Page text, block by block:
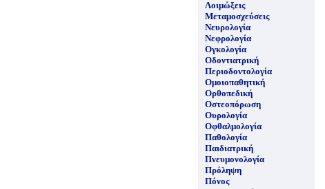
Λοιμώξεις
Μεταμοσχεύσεις
Νευρολογία
Νεφρολογία
Ογκολογία
Οδοντιατρική
Περιοδοντολογία
Ομοιοπαθητική
Ορθοπεδική
Οστεοπόρωση
Ουρολογία
Οφθαλμολογία
Παθολογία
Παιδιατρική
Πνευμονολογία
Πρόληψη
Πόνος